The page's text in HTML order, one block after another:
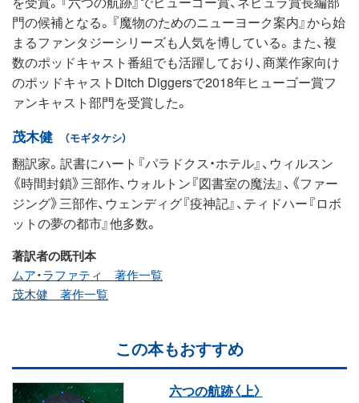
門の候補となる。『魔物のためのニューヨーク案内』から始
まるファンタジーシリーズも人気を博している。また、複
数のポッドキャスト番組でも活躍しており、商業作家向け
のポッドキャストDitch Diggersで2018年ヒューゴー賞フ
ァンキャスト部門を受賞した。
茂木健 （モギタケシ）
翻訳家。訳書にハート『パラドクス・ホテル』、ウィルスン
《時間封鎖》三部作、ウォルトン『図書室の魔法』、《ファー
ジング》三部作、ウェンディグ『疫神記』、ティドハー『ロボ
ットの夢の都市』他多数。
著訳者の既刊本
ムア・ラファティ 著作一覧
茂木健 著作一覧
この本もおすすめ
六つの航跡〈上〉